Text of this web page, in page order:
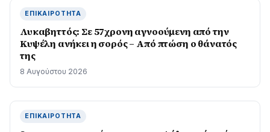
ΕΠΙΚΑΙΡΌΤΗΤΑ
Λυκαβηττός: Σε 57χρονη αγνοούμενη από την
Κυψέλη ανήκει η σορός – Από πτώση ο θάνατός
της
8 Αυγούστου 2026
ΕΠΙΚΑΙΡΌΤΗΤΑ